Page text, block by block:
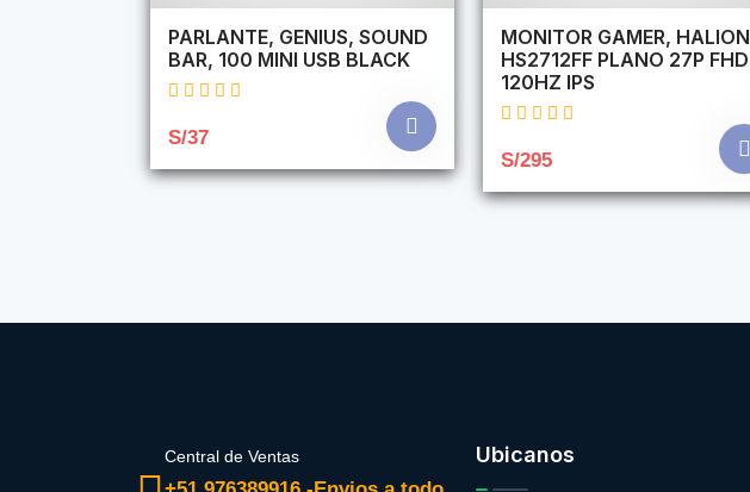
PARLANTE, GENIUS, SOUND
BAR, 100 MINI USB BLACK
S/37
MONITOR GAMER, HALION
HS2712FF PLANO 27P FHD
120HZ IPS
S/295
Central de Ventas Ubicanos